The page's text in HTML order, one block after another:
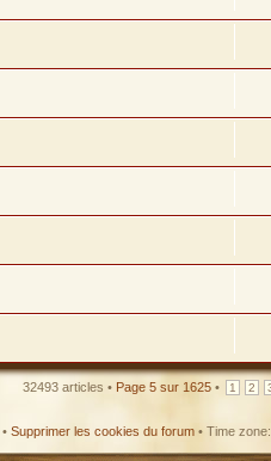
32493 articles • Page 5 sur 1625 • 1 2
• Supprimer les cookies du forum • Time